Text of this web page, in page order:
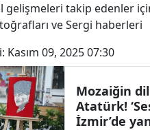
gelişmeleri takip edenler
ve Sergi haberleri
Kasım 09, 2025 07:30
Mozaiğin
Atatürk!
İzmir’de